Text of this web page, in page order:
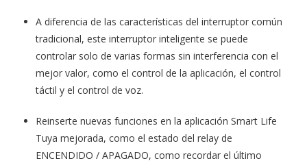
A diferencia de las características del interruptor común
tradicional, este interruptor inteligente se puede
controlar solo de varias formas sin interferencia con el
mejor valor, como el control de la aplicación, el control
táctil y el control de voz.
Reinserte nuevas funciones en la aplicación Smart Life
Tuya mejorada, como el estado del relay de
ENCENDIDO / APAGADO, como recordar el último